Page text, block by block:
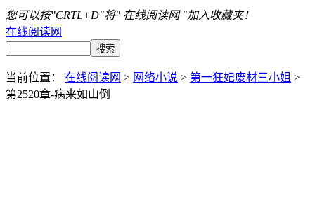
您可以按"CRTL+D"将" 在线阅读网 "加入收藏夹！
在线阅读网
当前位置： 在线阅读网 > 网络小说 > 第一狂妃废材三小姐 >
第2520章-病来如山倒